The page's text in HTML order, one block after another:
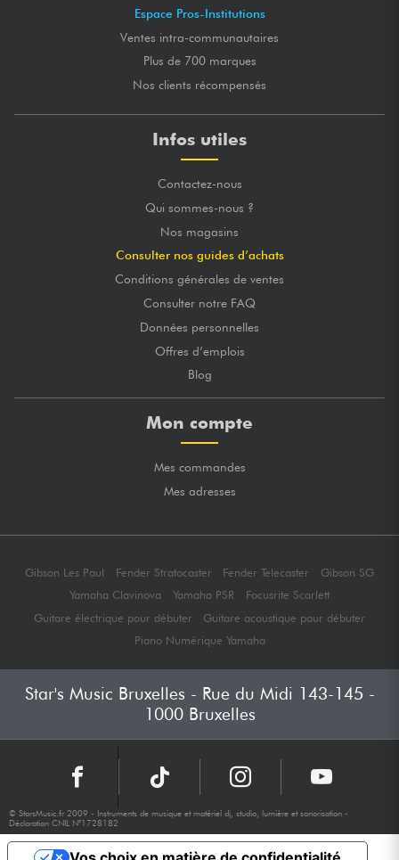
Espace Pros-Institutions
Ventes intra-communautaires
Plus de 700 marques
Nos clients récompensés
Infos utiles
Contactez-nous
Qui sommes-nous ?
Nos magasins
Consulter nos guides d’achats
Conditions générales de ventes
Consulter notre FAQ
Données personnelles
Offres d’emplois
Blog
Mon compte
Mes commandes
Mes adresses
Gibson Les Paul Fender Stratocaster Fender Telecaster
Gibson SG
Yamaha Clavinova
Yamaha PSR
Focusrite Scarlett
Guitare électrique pour débuter
Guitare acoustique pour débuter
Piano Numérique Yamaha
Star's Music Bruxelles - Rue du Midi 143-145 -
1000 Bruxelles
© StarsMusic.fr 2009 - Instruments de musique et matériel dj, studio, lumière et sonorisation -
Déclaration CNIL N°1728182